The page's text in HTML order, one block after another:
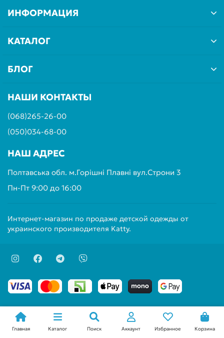
ИНФОРМАЦИЯ
КАТАЛОГ
БЛОГ
НАШИ КОНТАКТЫ
(068)265-26-00
(050)034-68-00
НАШ АДРЕС
Полтавська обл. м.Горішні Плавні вул.Строни 3
Пн-Пт 9:00 до 16:00
Интернет-магазин по продаже детской одежды от
украинского производителя Katty.
Главная Каталог Поиск Аккаунт Избранное Корзина